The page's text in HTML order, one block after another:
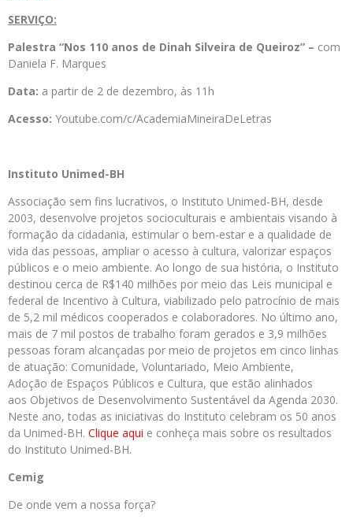
SERVIÇO:
Palestra “Nos 110 anos de Dinah Silveira de Queiroz” – com
Daniela F. Marques
Data: a partir de 2 de dezembro, às 11h
Acesso: Youtube.com/c/AcademiaMineiraDeLetras
Instituto Unimed-BH
Associação sem fins lucrativos, o Instituto Unimed-BH, desde
2003, desenvolve projetos socioculturais e ambientais visando à
formação da cidadania, estimular o bem-estar e a qualidade de
vida das pessoas, ampliar o acesso à cultura, valorizar espaços
públicos e o meio ambiente. Ao longo de sua história, o Instituto
destinou cerca de R$140 milhões por meio das Leis municipal e
federal de Incentivo à Cultura, viabilizado pelo patrocínio de mais
de 5,2 mil médicos cooperados e colaboradores. No último ano,
mais de 7 mil postos de trabalho foram gerados e 3,9 milhões
pessoas foram alcançadas por meio de projetos em cinco linhas
de atuação: Comunidade, Voluntariado, Meio Ambiente,
Adoção de Espaços Públicos e Cultura, que estão alinhados
aos Objetivos de Desenvolvimento Sustentável da Agenda 2030.
Neste ano, todas as iniciativas do Instituto celebram os 50 anos
da Unimed-BH. Clique aqui e conheça mais sobre os resultados
do Instituto Unimed-BH.
Cemig
De onde vem a nossa força?